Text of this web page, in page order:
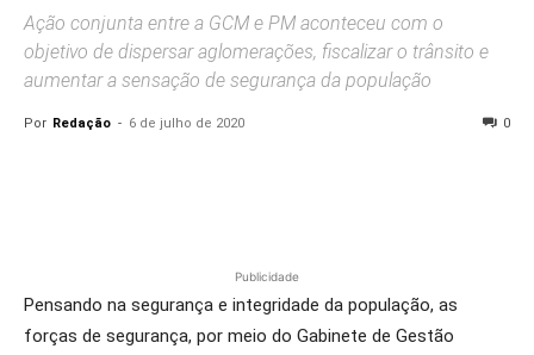
Ação conjunta entre a GCM e PM aconteceu com o
objetivo de dispersar aglomerações, fiscalizar o trânsito e
aumentar a sensação de segurança da população
Por Redação - 6 de julho de 2020 0
Publicidade
Pensando na segurança e integridade da população, as
forças de segurança, por meio do Gabinete de Gestão